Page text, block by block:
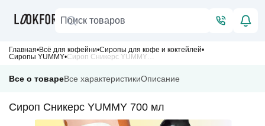
Главная Всё для кофейни Сиропы для кофе и коктейлей
Сиропы YUMMY
Сироп Сникерс YUMMY 700 мл
Все о товареВсе характеристикиОписание
Сироп Сникерс YUMMY 700 мл